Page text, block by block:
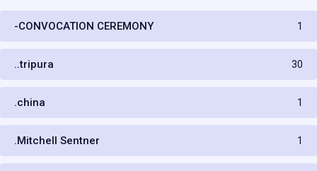
-CONVOCATION CEREMONY 1
..tripura 30
.china 1
.Mitchell Sentner 1